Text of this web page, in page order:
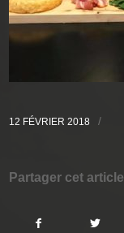
12 FÉVRIER 2018 /
Partager cet article